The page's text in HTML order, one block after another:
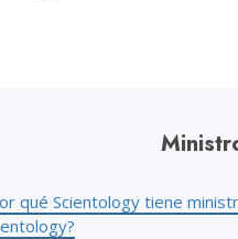
qué Scientology tiene